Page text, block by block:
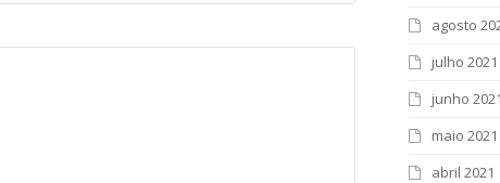
agosto
julho 2021
junho 2021
maio 2021
abril 2021